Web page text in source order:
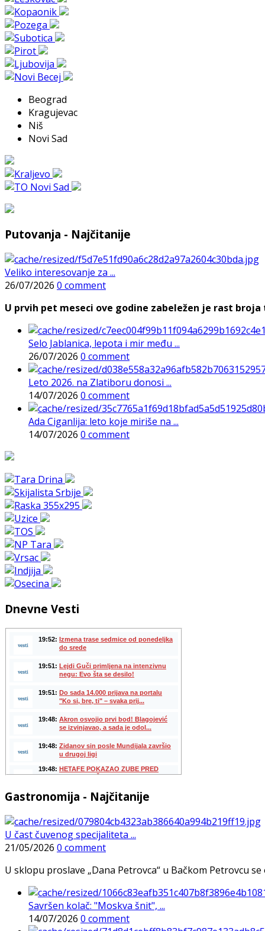
Beograd
Kragujevac
Niš
Novi Sad
Putovanja - Najčitanije
Veliko interesovanje za ...
26/07/2026 0 comment
U prvih pet meseci ove godine zabeležen je rast
Selo Jablanica, lepota i mir među ...
26/07/2026 0 comment
Leto 2026. na Zlatiboru donosi ...
14/07/2026 0 comment
Ada Ciganlija: leto koje miriše na ...
14/07/2026 0 comment
Dnevne Vesti
Gastronomija - Najčitanije
U čast čuvenog specijaliteta ...
21/05/2026 0 comment
U sklopu proslave „Dana Petrovca“ u Bačkom Petrovcu
Savršen kolač: "Moskva šnit", ...
14/07/2026 0 comment